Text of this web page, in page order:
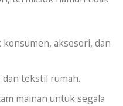
konsumen, aksesori, dan
dan tekstil rumah.
mainan untuk segala